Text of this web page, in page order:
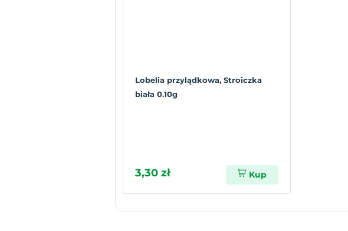
Lobelia przylądkowa, Stroiczka
biała 0.10g
3,30 zł Kup